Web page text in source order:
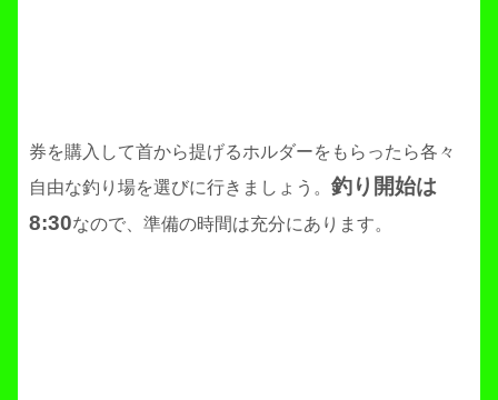
券を購入して首から提げるホルダーをもらったら各々
自由な釣り場を選びに行きましょう。 釣り開始は
8:30なので、準備の時間は充分にあります。